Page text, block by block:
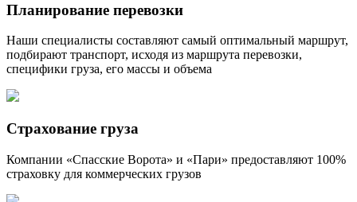
Планирование перевозки
Наши специалисты составляют самый оптимальный маршрут,
подбирают транспорт, исходя из маршрута перевозки,
специфики груза, его массы и объема
Страхование груза
Компании «Спасские Ворота» и «Пари» предоставляют 100%
страховку для коммерческих грузов